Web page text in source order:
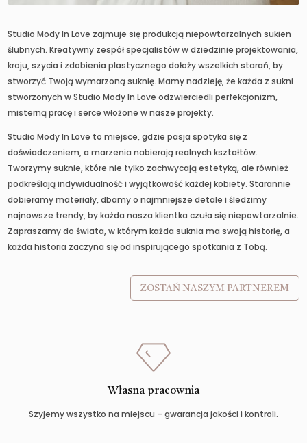
Studio Mody In Love zajmuje się produkcją niepowtarzalnych sukien
ślubnych. Kreatywny zespół specjalistów w dziedzinie projektowania,
kroju, szycia i zdobienia plastycznego dołoży wszelkich starań, by
stworzyć Twoją wymarzoną suknię. Mamy nadzieję, że każda z sukni
stworzonych w Studio Mody In Love odzwierciedli perfekcjonizm,
misterną pracę i serce włożone w nasze projekty.
Studio Mody In Love to miejsce, gdzie pasja spotyka się z
doświadczeniem, a marzenia nabierają realnych kształtów.
Tworzymy suknie, które nie tylko zachwycają estetyką, ale również
podkreślają indywidualność i wyjątkowość każdej kobiety. Starannie
dobieramy materiały, dbamy o najmniejsze detale i śledzimy
najnowsze trendy, by każda nasza klientka czuła się niepowtarzalnie.
Zapraszamy do świata, w którym każda suknia ma swoją historię, a
każda historia zaczyna się od inspirującego spotkania z Tobą.
ZOSTAŃ NASZYM PARTNEREM
Własna pracownia
Szyjemy wszystko na miejscu – gwarancja jakości i kontroli.